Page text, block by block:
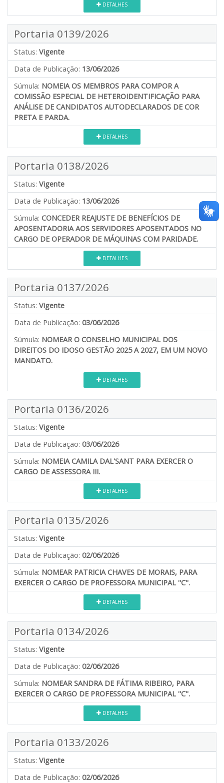
DETALHES
Portaria 0139/2026
Status: Vigente
Data de Publicação: 13/06/2026
Súmula: NOMEIA OS MEMBROS PARA COMPOR A
COMISSÃO ESPECIAL DE HETEROIDENTIFICAÇÃO PARA
ANÁLISE DE CANDIDATOS AUTODECLARADOS DE COR
PRETA E PARDA.
DETALHES
Portaria 0138/2026
Status: Vigente
Data de Publicação: 13/06/2026
Súmula: CONCEDER REAJUSTE DE BENEFÍCIOS DE
APOSENTADORIA AOS SERVIDORES APOSENTADOS NO
CARGO DE OPERADOR DE MÁQUINAS COM PARIDADE.
DETALHES
Portaria 0137/2026
Status: Vigente
Data de Publicação: 03/06/2026
Súmula: NOMEAR O CONSELHO MUNICIPAL DOS
DIREITOS DO IDOSO GESTÃO 2025 A 2027, EM UM NOVO
MANDATO.
DETALHES
Portaria 0136/2026
Status: Vigente
Data de Publicação: 03/06/2026
Súmula: NOMEIA CAMILA DAL'SANT PARA EXERCER O
CARGO DE ASSESSORA III.
DETALHES
Portaria 0135/2026
Status: Vigente
Data de Publicação: 02/06/2026
Súmula: NOMEAR PATRICIA CHAVES DE MORAIS, PARA
EXERCER O CARGO DE PROFESSORA MUNICIPAL ''C''.
DETALHES
Portaria 0134/2026
Status: Vigente
Data de Publicação: 02/06/2026
Súmula: NOMEAR SANDRA DE FÁTIMA RIBEIRO, PARA
EXERCER O CARGO DE PROFESSORA MUNICIPAL ''C''.
DETALHES
Portaria 0133/2026
Status: Vigente
Data de Publicação: 02/06/2026